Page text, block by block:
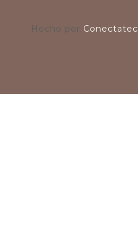
Hecho por Conectatec